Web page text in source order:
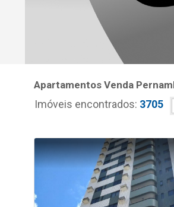
Apartamentos Venda
Imóveis encontrados: 3705